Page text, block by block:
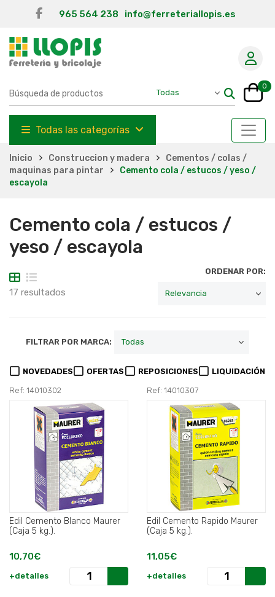
965 564 238 info@ferreteriallopis.es
0
Todas las categorías
Inicio Construccion y madera
Cementos / colas /
maquinas para pintar
Cemento cola / estucos / yeso /
escayola
Cemento cola / estucos /
yeso / escayola
17 resultados
ORDENAR POR:
FILTRAR POR MARCA:
NOVEDADES OFERTAS REPOSICIONES LIQUIDACIÓN
Ref: 14010302
Edil Cemento Blanco Maurer
(Caja 5 kg.).
10,70€
+detalles
Ref: 14010307
Edil Cemento Rapido Maurer
(Caja 5 kg.).
11,05€
+detalles